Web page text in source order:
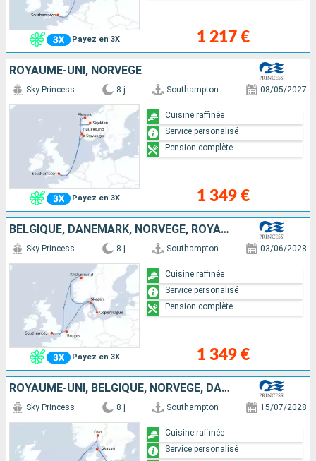
Payez en 3X 1 217 €
ROYAUME-UNI, NORVÈGE
Payez en 3X
Sky Princess 8 j Southampton 08/05/2027
1 349 €
Cuisine raffinée
Service personalisé
Pension complète
BELGIQUE, DANEMARK, NORVÈGE, ROYAUME-UNI
Payez en 3X
Sky Princess 8 j Southampton 03/06/2028
1 349 €
Cuisine raffinée
Service personalisé
Pension complète
ROYAUME-UNI, BELGIQUE, NORVÈGE, DANEMARK
Sky Princess 8 j Southampton 15/07/2028
Cuisine raffinée
Service personalisé